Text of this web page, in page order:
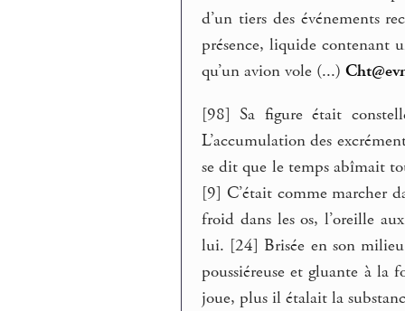
d’un tiers des événements
présence, liquide contenant
qu’un avion vole (...)
[98] Sa figure était
L’accumulation des
se dit que le temps abîmait
[9] C’était comme marcher
froid dans les os, l’oreille
lui. [24] Brisée en son
poussiéreuse et gluante à la
joue, plus il étalait la